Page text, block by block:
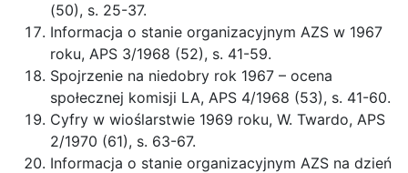
(50), s. 25-37.
Informacja o stanie organizacyjnym AZS w 1967
roku, APS 3/1968 (52), s. 41-59.
Spojrzenie na niedobry rok 1967 – ocena
społecznej komisji LA, APS 4/1968 (53), s. 41-60.
Cyfry w wioślarstwie 1969 roku, W. Twardo, APS
2/1970 (61), s. 63-67.
Informacja o stanie organizacyjnym AZS na dzień